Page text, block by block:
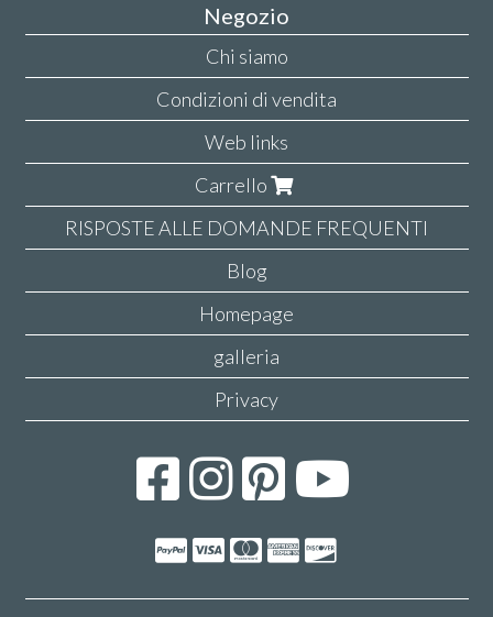
Negozio
Chi siamo
Condizioni di vendita
Web links
Carrello
RISPOSTE ALLE DOMANDE FREQUENTI
Blog
Homepage
galleria
Privacy